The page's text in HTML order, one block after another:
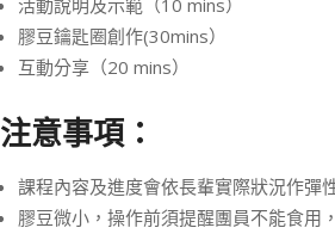
膠豆鑰匙圈創作(30mins）
互動分享（20 mins）
注意事項：
課程內容及進度會依長輩實際狀況作彈
膠豆微小，操作前須提醒團員不能食用